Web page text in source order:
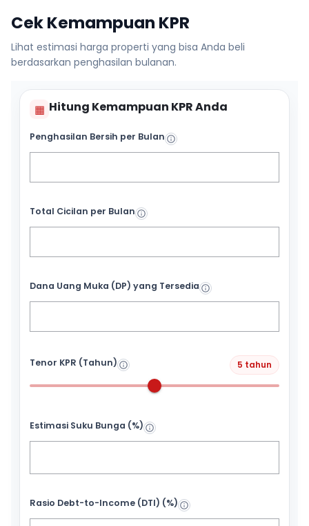
Cek Kemampuan KPR
Lihat estimasi harga properti yang bisa Anda beli
berdasarkan penghasilan bulanan.
▦ Hitung Kemampuan KPR Anda
Penghasilan Bersih per Bulan
Total Cicilan per Bulan
Dana Uang Muka (DP) yang Tersedia
Tenor KPR (Tahun) 5 tahun
Estimasi Suku Bunga (%)
Rasio Debt-to-Income (DTI) (%)